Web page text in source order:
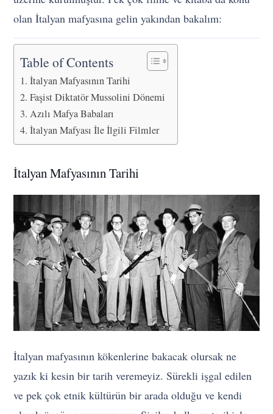
olan İtalyan mafyasına gelin yakından bakalım:
Table of Contents
İtalyan Mafyasının Tarihi
Faşist Diktatör Mussolini Dönemi
Azılı Mafya Babaları
İtalyan Mafyası İle İlgili Filmler
İtalyan Mafyasının Tarihi
İtalyan mafyasının kökenlerine bakacak olursak ne
yazık ki kesin bir tarih veremeyiz. Sürekli işgal edilen
ve pek çok etnik kültürün bir arada olduğu ve kendi